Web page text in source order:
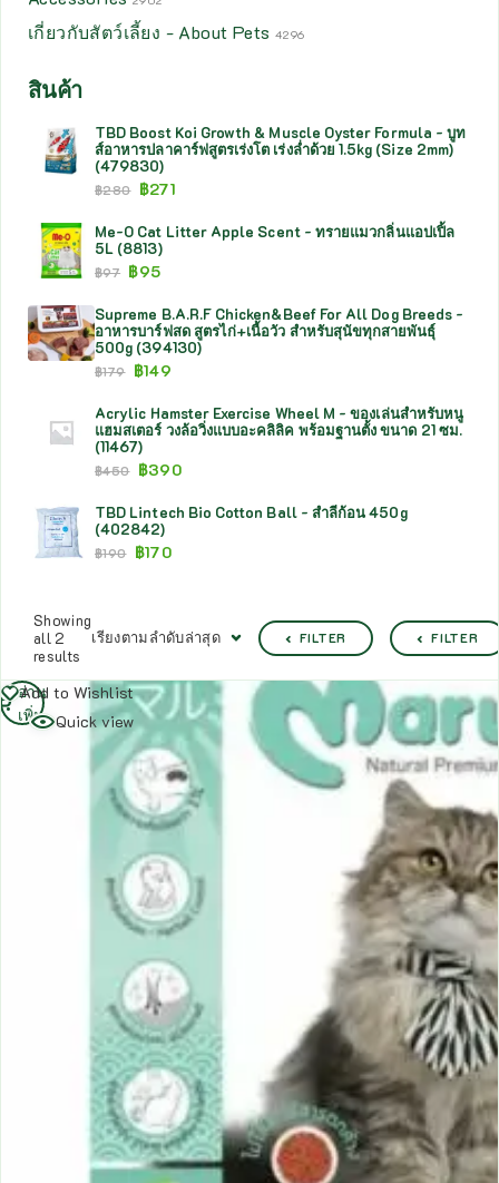
เกี่ยวกับสัตว์เลี้ยง - About Pets 4296
สินค้า
TBD Boost Koi Growth & Muscle Oyster Formula - บูท
ส์อาหารปลาคาร์ฟสูตรเร่งโต เร่งล่ำด้วย 1.5kg (Size 2mm)
(479830)
฿280 ฿271
Me-O Cat Litter Apple Scent - ทรายแมวกลิ่นแอปเปิ้ล
5L (8813)
฿97 ฿95
Supreme B.A.R.F Chicken&Beef For All Dog Breeds -
อาหารบาร์ฟสด สูตรไก่+เนื้อวัว สำหรับสุนัขทุกสายพันธุ์
500g (394130)
฿179 ฿149
Acrylic Hamster Exercise Wheel M - ของเล่นสำหรับหนู
แฮมสเตอร์ วงล้อวิ่งแบบอะคลิลิค พร้อมฐานตั้ง ขนาด 21 ซม.
(11467)
฿450 ฿390
TBD Lintech Bio Cotton Ball - สำลีก้อน 450g
(402842)
฿190 ฿170
Showing
all 2
results
เรียงตามลำดับล่าสุด FILTER FILTER
Add to Wishlist
Quick view
อ่าน
เพิ่ม